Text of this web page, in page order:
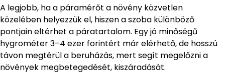
A legjobb, ha a páramérőt a növény közvetlen
közelében helyezzük el, hiszen a szoba különböző
pontjain eltérhet a páratartalom. Egy jó minőségű
hygrométer 3–4 ezer forintért már elérhető, de hosszú
távon megtérül a beruházás, mert segít megelőzni a
növények megbetegedését, kiszáradását.